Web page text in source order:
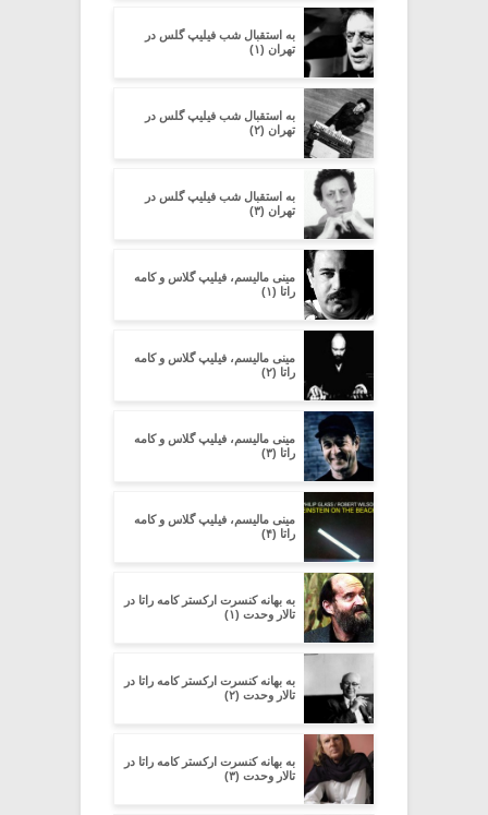
به استقبال شب فیلیپ گلس در
تهران (۱)
به استقبال شب فیلیپ گلس در
تهران (۲)
به استقبال شب فیلیپ گلس در
تهران (۳)
مینی مالیسم، فیلیپ گلاس و کامه
راتا (۱)
مینی مالیسم، فیلیپ گلاس و کامه
راتا (۲)
مینی مالیسم، فیلیپ گلاس و کامه
راتا (۳)
مینی مالیسم، فیلیپ گلاس و کامه
راتا (۴)
به بهانه کنسرت ارکستر کامه راتا در
تالار وحدت (۱)
به بهانه کنسرت ارکستر کامه راتا در
تالار وحدت (۲)
به بهانه کنسرت ارکستر کامه راتا در
تالار وحدت (۳)